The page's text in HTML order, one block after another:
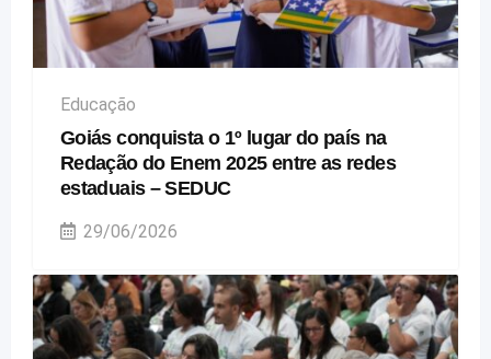
Educação
Goiás conquista o 1º lugar do país na
Redação do Enem 2025 entre as redes
estaduais – SEDUC
29/06/2026